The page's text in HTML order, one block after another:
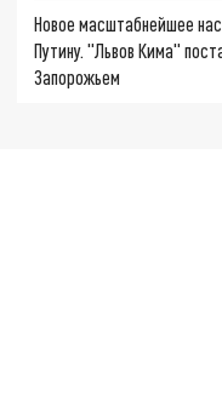
Новое масштабнейшее
Путину. "Львов Кима"
Запорожьем